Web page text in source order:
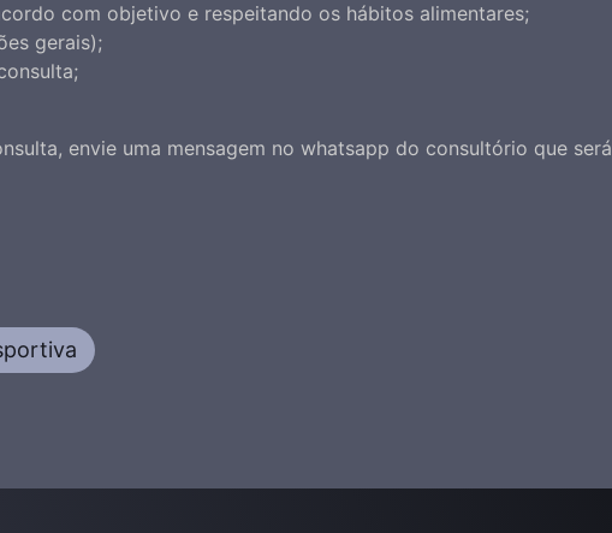
com objetivo e respeitando os hábitos alimentares;
gerais);
envie uma mensagem no whatsapp do consultório que será